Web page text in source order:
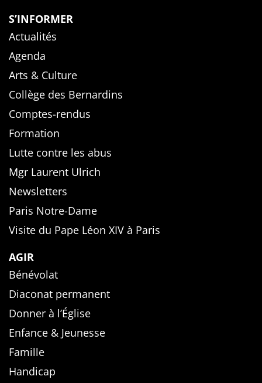
S’INFORMER
Actualités
Agenda
Arts & Culture
Collège des Bernardins
Comptes-rendus
Formation
Lutte contre les abus
Mgr Laurent Ulrich
Newsletters
Paris Notre-Dame
Visite du Pape Léon XIV à Paris
AGIR
Bénévolat
Diaconat permanent
Donner à l’Église
Enfance & Jeunesse
Famille
Handicap